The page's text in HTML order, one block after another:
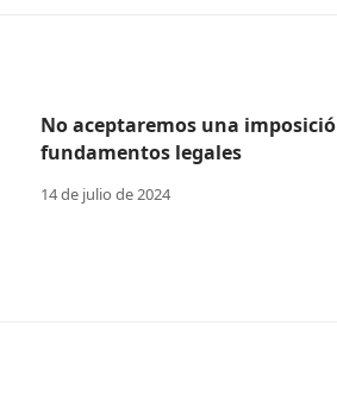
No aceptaremos una
fundamentos legales
14 de julio de 2024